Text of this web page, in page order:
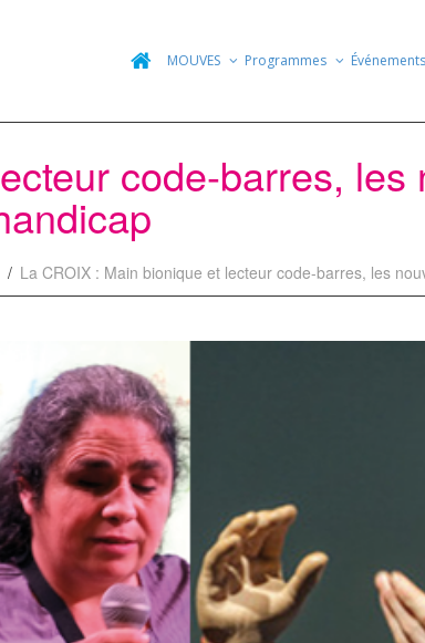
MOUVES Programmes Événements
code-barres, les
La CROIX : Main bionique et lecteur code-barres, les